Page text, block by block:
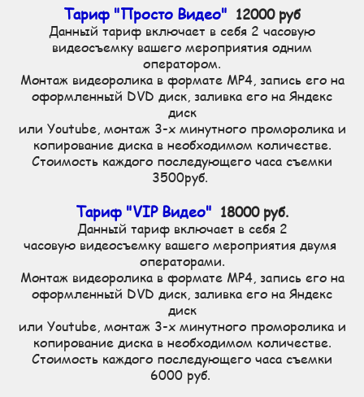
Тариф "Просто Видео" 12000 руб
Данный тариф включает в себя 2 часовую
видеосъемку вашего мероприятия одним
оператором.
Монтаж видеоролика в формате MP4, запись его на
оформленный DVD диск, заливка его на Яндекс
диск
или Youtube, монтаж 3-х минутного проморолика и
копирование диска в необходимом количестве.
Стоимость каждого последующего часа съемки
3500руб.
Тариф "VIP Видео" 18000 руб.
Данный тариф включает в себя 2
часовую видеосъемку вашего мероприятия двумя
операторами.
Монтаж видеоролика в формате MP4, запись его на
оформленный DVD диск, заливка его на Яндекс
диск
или Youtube, монтаж 3-х минутного проморолика и
копирование диска в необходимом количестве.
Стоимость каждого последующего часа съемки
6000 руб.